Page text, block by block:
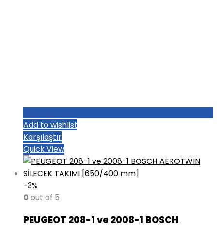
Add to wishlist
Karşılaştır
Quick View
-3%
0 out of 5
PEUGEOT 208-1 ve 2008-1 BOSCH